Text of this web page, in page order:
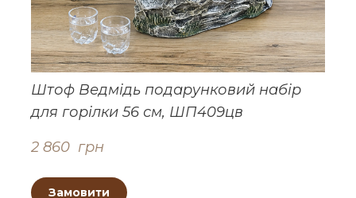
Штоф Ведмідь подарунковий набір
для горілки 56 см, ШП409цв
2 860  грн
Замовити